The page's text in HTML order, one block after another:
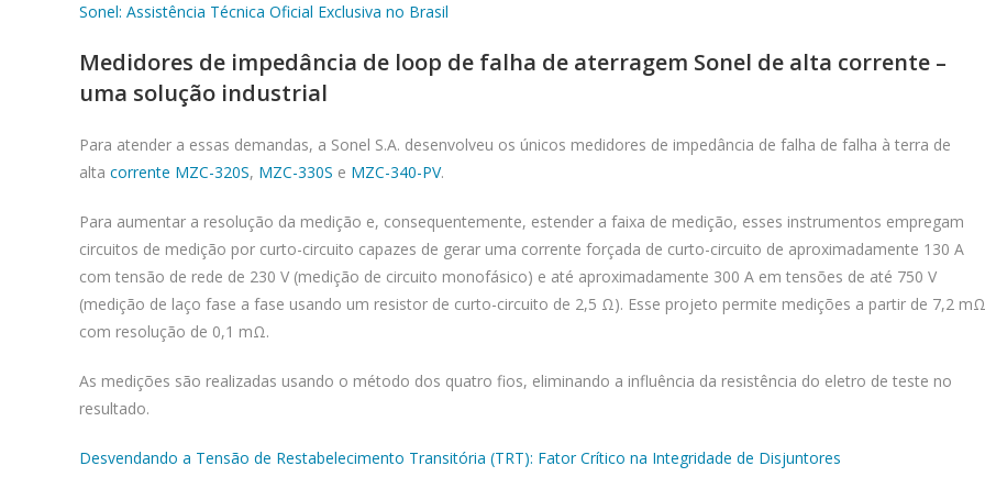
Sonel: Assistência Técnica Oficial Exclusiva no Brasil
Medidores de impedância de loop de falha de aterragem Sonel de alta corrente –
uma solução industrial
Para atender a essas demandas, a Sonel S.A. desenvolveu os únicos medidores de impedância de falha de falha à terra de
alta corrente MZC-320S, MZC-330S e MZC-340-PV.
Para aumentar a resolução da medição e, consequentemente, estender a faixa de medição, esses instrumentos empregam
circuitos de medição por curto-circuito capazes de gerar uma corrente forçada de curto-circuito de aproximadamente 130 A
com tensão de rede de 230 V (medição de circuito monofásico) e até aproximadamente 300 A em tensões de até 750 V
(medição de laço fase a fase usando um resistor de curto-circuito de 2,5 Ω). Esse projeto permite medições a partir de 7,2 mΩ
com resolução de 0,1 mΩ.
As medições são realizadas usando o método dos quatro fios, eliminando a influência da resistência do eletro de teste no
resultado.
Desvendando a Tensão de Restabelecimento Transitória (TRT): Fator Crítico na Integridade de Disjuntores